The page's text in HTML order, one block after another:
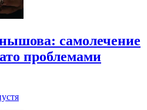
самолечение
проблемами